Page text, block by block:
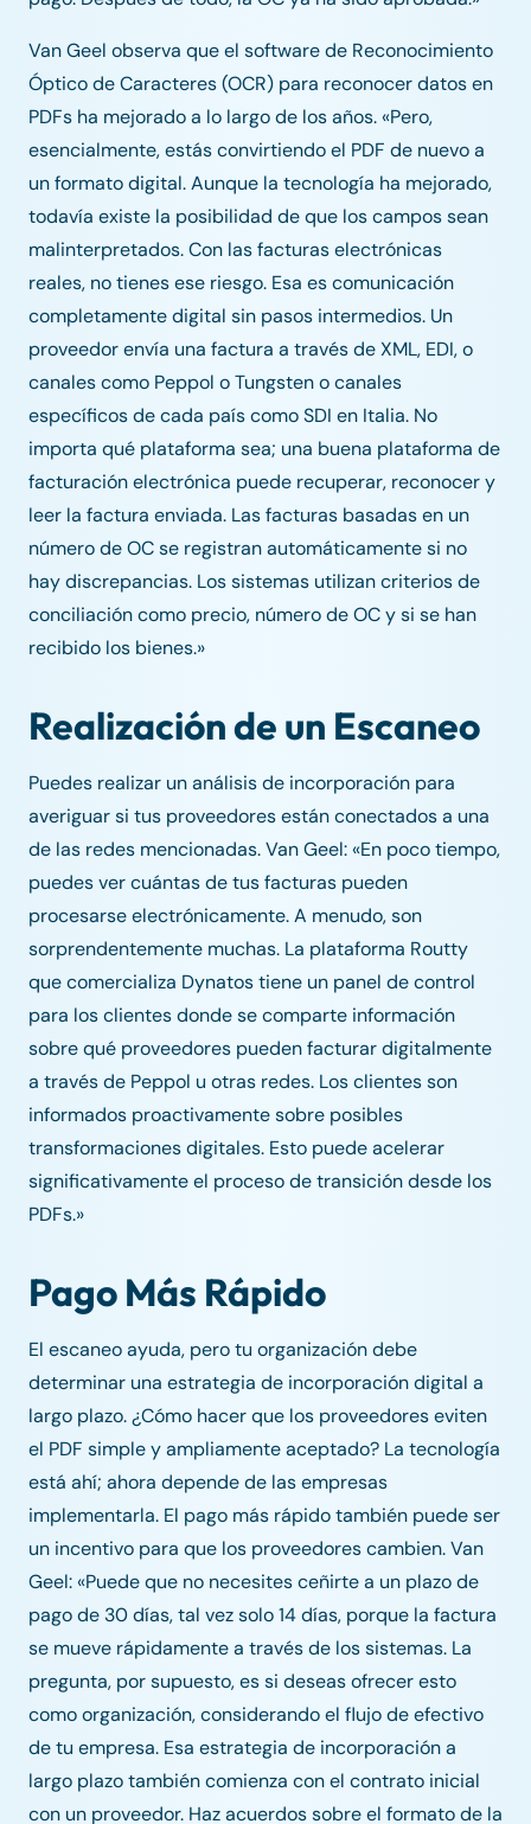
Van Geel observa que el software de Reconocimiento
Óptico de Caracteres (OCR) para reconocer datos en
PDFs ha mejorado a lo largo de los años. «Pero,
esencialmente, estás convirtiendo el PDF de nuevo a
un formato digital. Aunque la tecnología ha mejorado,
todavía existe la posibilidad de que los campos sean
malinterpretados. Con las facturas electrónicas
reales, no tienes ese riesgo. Esa es comunicación
completamente digital sin pasos intermedios. Un
proveedor envía una factura a través de XML, EDI, o
canales como Peppol o Tungsten o canales
específicos de cada país como SDI en Italia. No
importa qué plataforma sea; una buena plataforma de
facturación electrónica puede recuperar, reconocer y
leer la factura enviada. Las facturas basadas en un
número de OC se registran automáticamente si no
hay discrepancias. Los sistemas utilizan criterios de
conciliación como precio, número de OC y si se han
recibido los bienes.»
Realización de un Escaneo
Puedes realizar un análisis de incorporación para
averiguar si tus proveedores están conectados a una
de las redes mencionadas. Van Geel: «En poco tiempo,
puedes ver cuántas de tus facturas pueden
procesarse electrónicamente. A menudo, son
sorprendentemente muchas. La plataforma Routty
que comercializa Dynatos tiene un panel de control
para los clientes donde se comparte información
sobre qué proveedores pueden facturar digitalmente
a través de Peppol u otras redes. Los clientes son
informados proactivamente sobre posibles
transformaciones digitales. Esto puede acelerar
significativamente el proceso de transición desde los
PDFs.»
Pago Más Rápido
El escaneo ayuda, pero tu organización debe
determinar una estrategia de incorporación digital a
largo plazo. ¿Cómo hacer que los proveedores eviten
el PDF simple y ampliamente aceptado? La tecnología
está ahí; ahora depende de las empresas
implementarla. El pago más rápido también puede ser
un incentivo para que los proveedores cambien. Van
Geel: «Puede que no necesites ceñirte a un plazo de
pago de 30 días, tal vez solo 14 días, porque la factura
se mueve rápidamente a través de los sistemas. La
pregunta, por supuesto, es si deseas ofrecer esto
como organización, considerando el flujo de efectivo
de tu empresa. Esa estrategia de incorporación a
largo plazo también comienza con el contrato inicial
con un proveedor. Haz acuerdos sobre el formato de la